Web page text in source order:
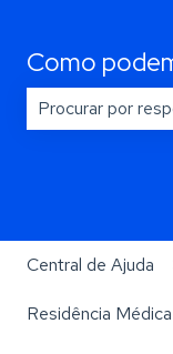
Como
Central de Ajuda
Residência